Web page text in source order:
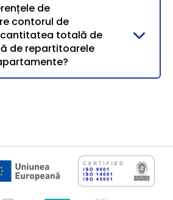
de
contorul de
totală de
de repartitoarele